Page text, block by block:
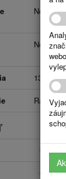
Neviaže
Neviaže
Ratka
Obec